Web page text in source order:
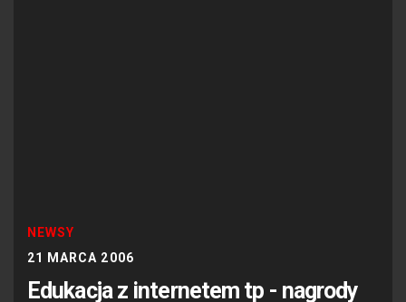
NEWSY
21 MARCA 2006
Edukacja z internetem tp - nagrody